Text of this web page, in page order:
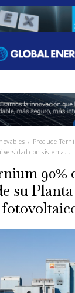
Produce
con sistema...
90%
su